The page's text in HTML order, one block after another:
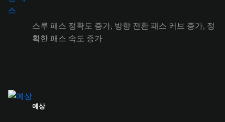
스루 패스 정확도 증가, 방향 전환 패스 커브 증가, 정
확한 패스 속도 증가
예상